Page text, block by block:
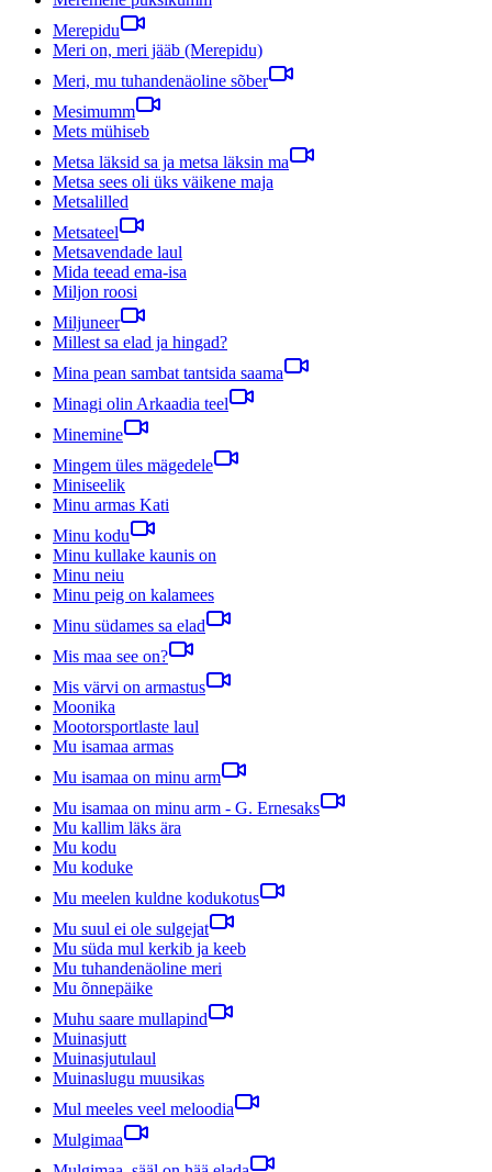
Merepidu
Meri on, meri jääb (Merepidu)
Meri, mu tuhandenäoline sõber
Mesimumm
Mets mühiseb
Metsa läksid sa ja metsa läksin ma
Metsa sees oli üks väikene maja
Metsalilled
Metsateel
Metsavendade laul
Mida teead ema-isa
Miljon roosi
Miljuneer
Millest sa elad ja hingad?
Mina pean sambat tantsida saama
Minagi olin Arkaadia teel
Minemine
Mingem üles mägedele
Miniseelik
Minu armas Kati
Minu kodu
Minu kullake kaunis on
Minu neiu
Minu peig on kalamees
Minu südames sa elad
Mis maa see on?
Mis värvi on armastus
Moonika
Mootorsportlaste laul
Mu isamaa armas
Mu isamaa on minu arm
Mu isamaa on minu arm - G. Ernesaks
Mu kallim läks ära
Mu kodu
Mu koduke
Mu meelen kuldne kodukotus
Mu suul ei ole sulgejat
Mu süda mul kerkib ja keeb
Mu tuhandenäoline meri
Mu õnnepäike
Muhu saare mullapind
Muinasjutt
Muinasjutulaul
Muinaslugu muusikas
Mul meeles veel meloodia
Mulgimaa